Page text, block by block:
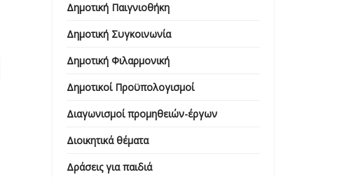
Δημοτική Παιγνιοθήκη
Δημοτική Συγκοινωνία
Δημοτική Φιλαρμονική
Δημοτικοί Προϋπολογισμοί
Διαγωνισμοί προμηθειών-έργων
Διοικητικά θέματα
Δράσεις για παιδιά